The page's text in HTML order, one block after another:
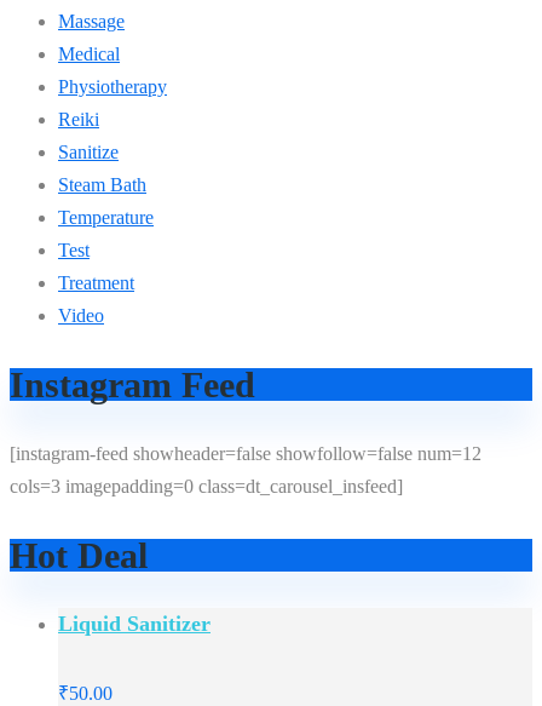
Massage
Medical
Physiotherapy
Reiki
Sanitize
Steam Bath
Temperature
Test
Treatment
Video
Instagram Feed
[instagram-feed showheader=false showfollow=false num=12
cols=3 imagepadding=0 class=dt_carousel_insfeed]
Hot Deal
Liquid Sanitizer
₹50.00